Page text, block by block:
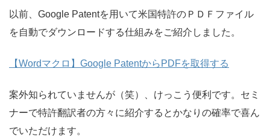
以前、Google Patentを用いて米国特許のＰＤＦファイル
を自動でダウンロードする仕組みをご紹介しました。
【Wordマクロ】Google PatentからPDFを取得する
案外知られていませんが（笑）、けっこう便利です。セミ
ナーで特許翻訳者の方々に紹介するとかなりの確率で喜ん
でいただけます。